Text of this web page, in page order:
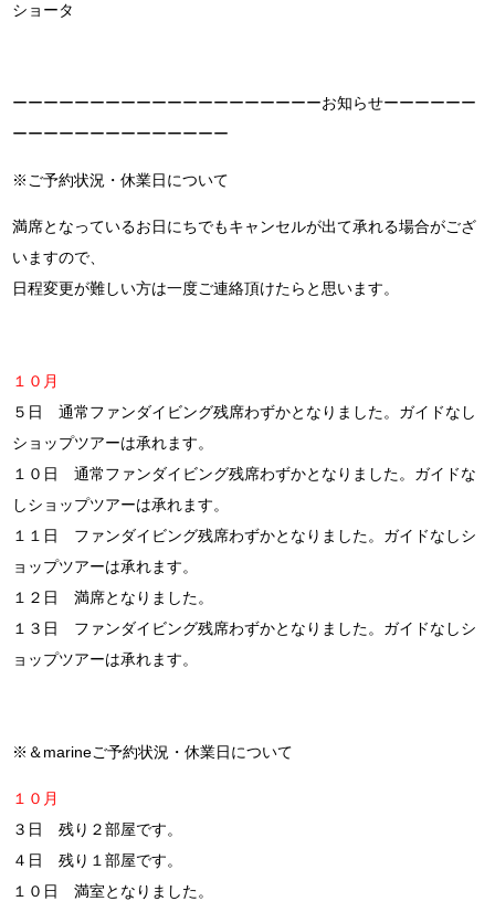
ショータ
ーーーーーーーーーーーーーーーーーーーーお知らせーーーーーー
ーーーーーーーーーーーーーー
※ご予約状況・休業日について
満席となっているお日にちでもキャンセルが出て承れる場合がござ
いますので、
日程変更が難しい方は一度ご連絡頂けたらと思います。
１０月
５日 通常ファンダイビング残席わずかとなりました。ガイドなし
ショップツアーは承れます。
１０日 通常ファンダイビング残席わずかとなりました。ガイドな
しショップツアーは承れます。
１１日 ファンダイビング残席わずかとなりました。ガイドなしシ
ョップツアーは承れます。
１２日 満席となりました。
１３日 ファンダイビング残席わずかとなりました。ガイドなしシ
ョップツアーは承れます。
※＆marineご予約状況・休業日について
１０月
３日 残り２部屋です。
４日 残り１部屋です。
１０日 満室となりました。